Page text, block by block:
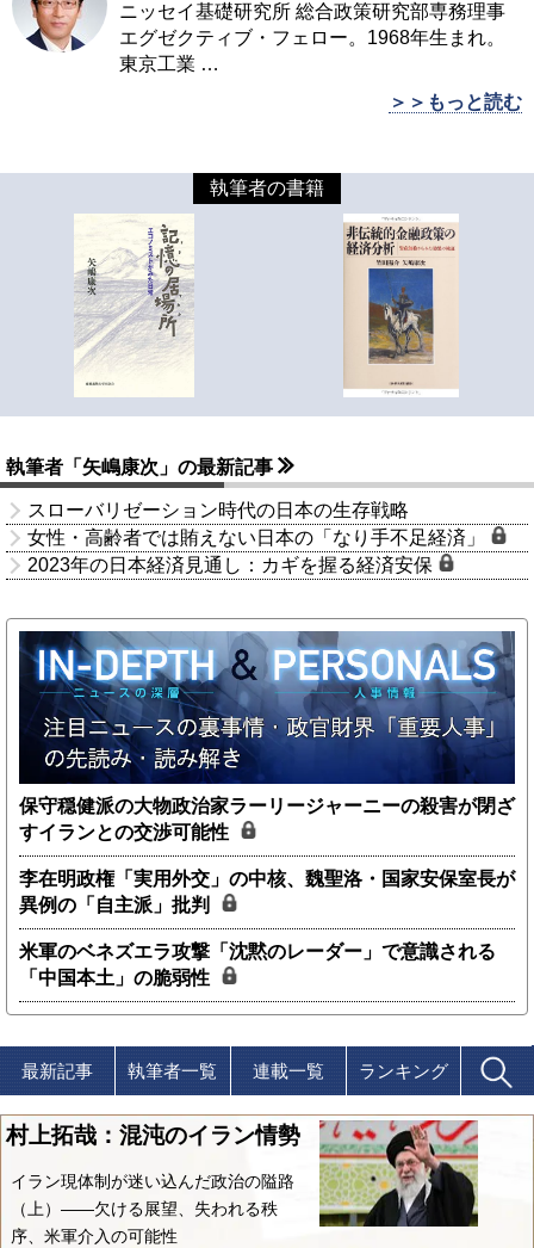
ニッセイ基礎研究所 総合政策研究部専務理事
エグゼクティブ・フェロー。1968年生まれ。
東京工業 …
＞＞もっと読む
執筆者の書籍
執筆者「矢嶋康次」の最新記事
スローバリゼーション時代の日本の生存戦略
女性・高齢者では賄えない日本の「なり手不足経済」
2023年の日本経済見通し：カギを握る経済安保
保守穏健派の大物政治家ラーリージャーニーの殺害が閉ざ
すイランとの交渉可能性
李在明政権「実用外交」の中核、魏聖洛・国家安保室長が
異例の「自主派」批判
米軍のベネズエラ攻撃「沈黙のレーダー」で意識される
「中国本土」の脆弱性
最新記事 執筆者一覧 連載一覧 ランキング
村上拓哉：混沌のイラン情勢
イラン現体制が迷い込んだ政治の隘路
（上）――欠ける展望、失われる秩
序、米軍介入の可能性